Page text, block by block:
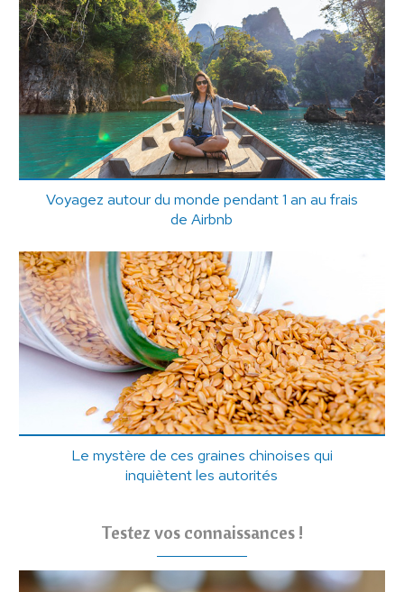
Voyagez autour du monde pendant 1 an au frais
de Airbnb
Le mystère de ces graines chinoises qui
inquiètent les autorités
Testez vos connaissances !